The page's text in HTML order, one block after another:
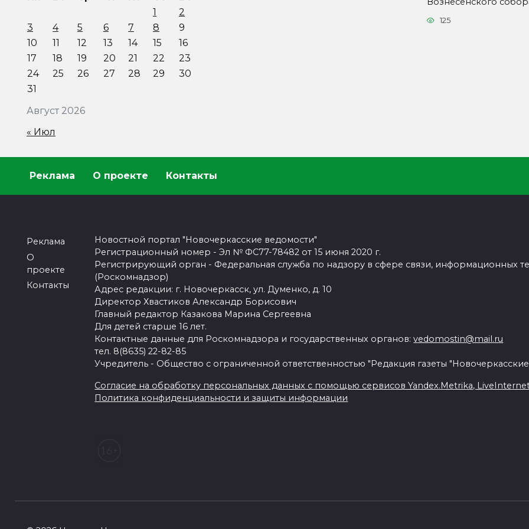
125
Август 2026
1
2
3
4 5 6 7 8
9
10
11 12 13 14 15
16
17
18 19 20 21 22
23
24
25 26 27 28 29
30
31
« Июл
Реклама О проекте Контакты
Реклама
О
проекте
Контакты
Новостной портал "Новочеркасские ведомости"
Регистрационный номер - Эл № ФС77-78482 от 15 июня 2020 г.
Регистрирующий орган - Федеральная служба по надзору в сфере связи, информационных
(Роскомнадзор)
Адрес редакции: г. Новочеркасск, ул. Думенко, д. 10
Директор Хвастиков Александр Борисович
Главный редактор Казакова Марина Сергеевна
Для детей старше 16 лет.
Контактные данные для Роскомнадзора и государственных органов:vedomostin@mail.ru
тел. 8(8635) 22-82-85
Учредитель - Общество с ограниченной ответственностью "Редакция газеты
Согласие на обработку персональных данных с помощью сервисов Yandex.Metrika,
Политика конфиденциальности и защиты информации